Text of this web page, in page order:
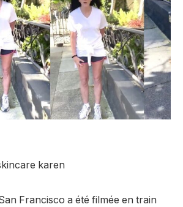
Francisco a été filmée en train